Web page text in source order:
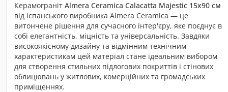
Керамограніт Almera Ceramica Calacatta Majestic 15x90 см
від іспанського виробника Almera Ceramica — це
витончене рішення для сучасного інтер'єру, яке поєднує в
собі елегантність, міцність та універсальність. Завдяки
високоякісному дизайну та відмінним технічним
характеристикам цей матеріал стане ідеальним вибором
для створення стильних підлогових покриттів і стінових
облицювань у житлових, комерційних та громадських
приміщеннях.